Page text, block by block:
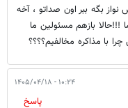
بگه ببر اون صداتو ، آخه
بازهم مسئولین ما
با مذاکره مخالفیم؟؟؟؟
۱۰:۲۴ - ۱۴۰۵/۰۴/۱۸
پاسخ